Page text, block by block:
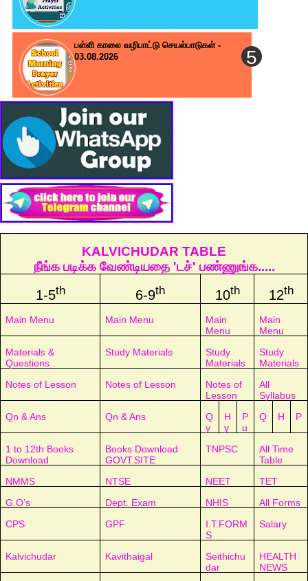
பள்ளி காலை வழிபாட்டு செயல்பாடுகள் -
03.08.2026
KALVICHUDAR TABLE
நீங்க படிக்க வேண்டியதை 'டச்' பண்ணுங்க.....
1-5th 6-9th 10th 12th
Main Menu Main Menu
Main
Menu
Main
Menu
Materials &
Questions
Study Materials
Study
Materials
Study
Materials
Notes of Lesson
Notes of Lesson
Notes of
Lesson
All
Syllabus
Qn & Ans
Qn & Ans
Q
y
H
y
P
u
Q H P
1 to 12th Books
Download
Books Download
GOVT.SITE
TNPSC
All Time
Table
NMMS
NTSE NEET
TET
G.O’s
Dept. Exam NHIS
All Forms
CPS
GPF
I.T.FORM
S
Salary
Kalvichudar Kavithaigal
Seithichu
dar
HEALTH
NEWS